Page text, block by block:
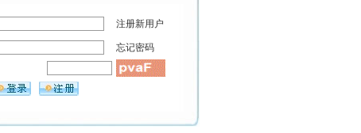
注册新用户
忘记密码